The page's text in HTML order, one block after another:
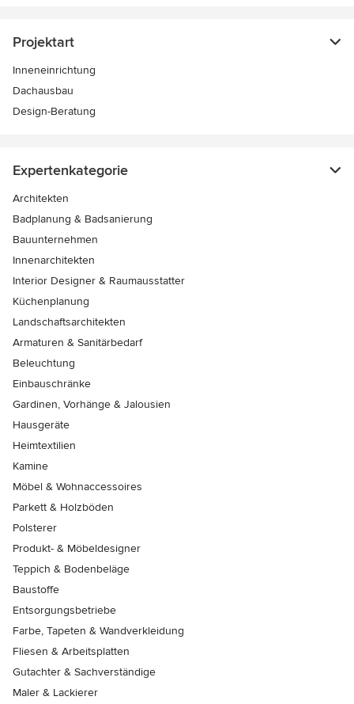
Projektart
Inneneinrichtung
Dachausbau
Design-Beratung
Expertenkategorie
Architekten
Badplanung & Badsanierung
Bauunternehmen
Innenarchitekten
Interior Designer & Raumausstatter
Küchenplanung
Landschaftsarchitekten
Armaturen & Sanitärbedarf
Beleuchtung
Einbauschränke
Gardinen, Vorhänge & Jalousien
Hausgeräte
Heimtextilien
Kamine
Möbel & Wohnaccessoires
Parkett & Holzböden
Polsterer
Produkt- & Möbeldesigner
Teppich & Bodenbeläge
Baustoffe
Entsorgungsbetriebe
Farbe, Tapeten & Wandverkleidung
Fliesen & Arbeitsplatten
Gutachter & Sachverständige
Maler & Lackierer